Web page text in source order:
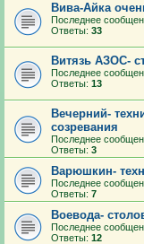
Вива-Айка
Последнее
Ответы: 33
Витязь АЗОС-
Последнее
Ответы: 13
Вечерний-
созревания
Последнее
Ответы: 3
Варюшкин-
Последнее
Ответы: 7
Воевода-
Последнее
Ответы: 12